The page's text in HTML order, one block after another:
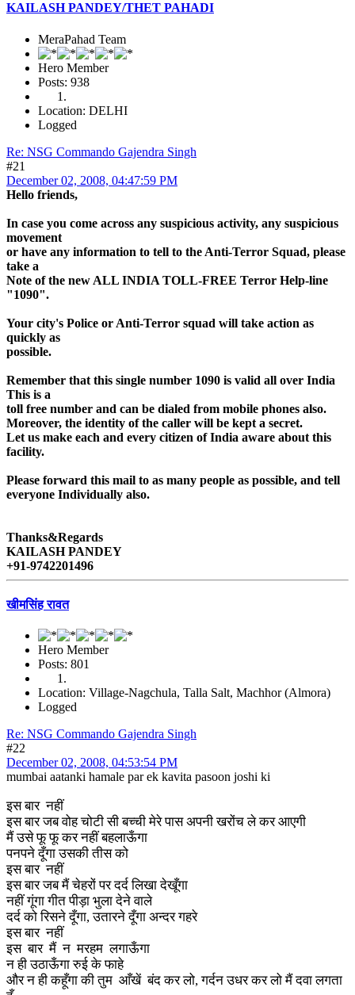
KAILASH PANDEY/THET PAHADI
MeraPahad Team
Hero Member
Posts: 938
Location: DELHI
Logged
Re: NSG Commando Gajendra Singh
#21
December 02, 2008, 04:47:59 PM
Hello friends,
In case you come across any suspicious activity, any suspicious
movement
or have any information to tell to the Anti-Terror Squad, please
take a
Note of the new ALL INDIA TOLL-FREE Terror Help-line
"1090".
Your city's Police or Anti-Terror squad will take action as
quickly as
possible.
Remember that this single number 1090 is valid all over India
This is a
toll free number and can be dialed from mobile phones also.
Moreover, the identity of the caller will be kept a secret.
Let us make each and every citizen of India aware about this
facility.
Please forward this mail to as many people as possible, and tell
everyone Individually also.
Thanks&Regards
KAILASH PANDEY
+91-9742201496
खीमसिंह रावत
Hero Member
Posts: 801
Location: Village-Nagchula, Talla Salt, Machhor (Almora)
Logged
Re: NSG Commando Gajendra Singh
#22
December 02, 2008, 04:53:54 PM
mumbai aatanki hamale par ek kavita pasoon joshi ki
इस बार नहीं
इस बार जब वोह चोटी सी बच्ची मेरे पास अपनी खरोंच ले कर आएगी
मैं उसे फू फू कर नहीं बहलाऊँगा
पनपने दूँगा उसकी तीस को
इस बार नहीं
इस बार जब मैं चेहरों पर दर्द लिखा देखूँगा
नहीं गूंगा गीत पीड़ा भुला देने वाले
दर्द को रिसने दूँगा, उतारने दूँगा अन्दर गहरे
इस बार नहीं
इस बार मैं न मरहम लगाऊँगा
न ही उठाऊँगा रुई के फाहे
और न ही कहूँगा की तुम आँखें बंद कर लो, गर्दन उधर कर लो मैं दवा लगता